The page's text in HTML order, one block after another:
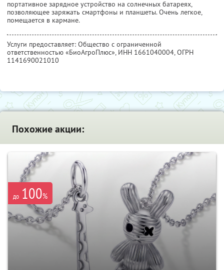
портативное зарядное устройство на солнечных батареях,
позволяющее заряжать смартфоны и планшеты. Очень легкое,
помещается в кармане.
Услуги предоставляет: Общество с ограниченной
ответственностью «БиоАгроПлюс», ИНН 1661040004, ОГРН
1141690021010
Похожие акции:
до 100%